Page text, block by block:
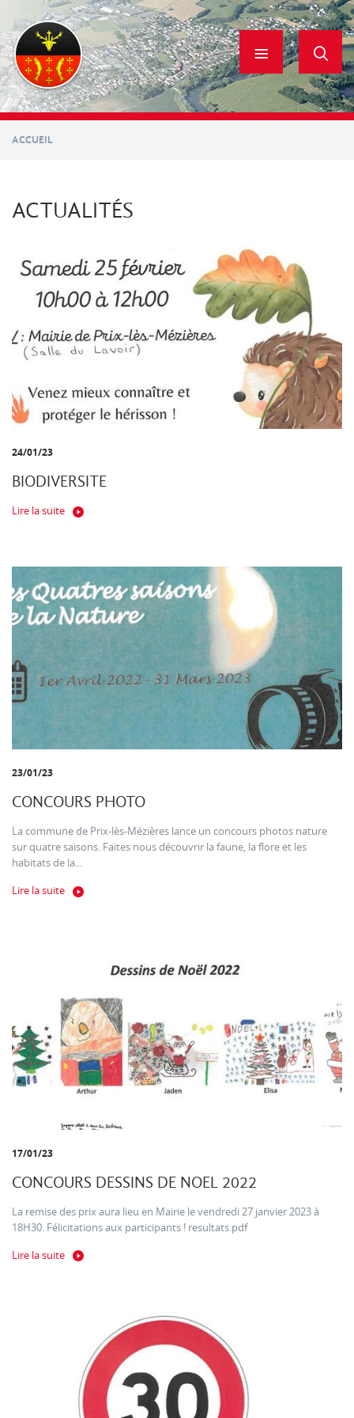
contenu
principal
ACCUEIL
ACTUALITÉS
24/01/23
BIODIVERSITE
Lire la suite
23/01/23
CONCOURS PHOTO
La commune de Prix-lès-Mézières lance un concours photos nature
sur quatre saisons. Faites nous découvrir la faune, la flore et les
habitats de la...
Lire la suite
17/01/23
CONCOURS DESSINS DE NOEL 2022
La remise des prix aura lieu en Mairie le vendredi 27 janvier 2023 à
18H30. Félicitations aux participants ! resultats.pdf
Lire la suite